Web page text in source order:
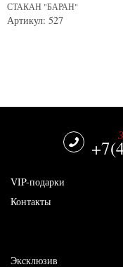
СТАКАН "БАРАН"
Артикул: 527
VIP-подарки
Контакты
Эксклюзив